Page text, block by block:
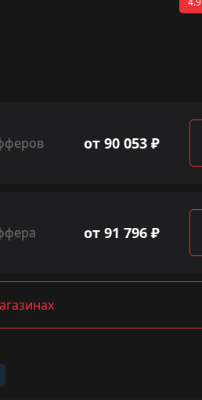
от 90 053 ₽
от 91 796 ₽